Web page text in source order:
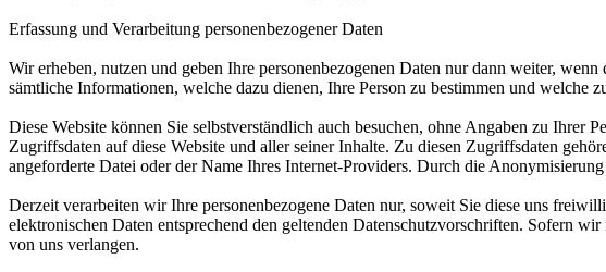
Erfassung und Verarbeitung personenbezogener Daten
Wir erheben, nutzen und geben Ihre personenbezogenen Daten nur dann weiter,
sämtliche Informationen, welche dazu dienen, Ihre Person zu bestimmen und
Diese Website können Sie selbstverständlich auch besuchen, ohne Angaben zu Ihrer
Zugriffsdaten auf diese Website und aller seiner Inhalte. Zu diesen Zugriffsdaten
angeforderte Datei oder der Name Ihres Internet-Providers. Durch die
Derzeit verarbeiten wir Ihre personenbezogene Daten nur, soweit Sie diese uns
elektronischen Daten entsprechend den geltenden Datenschutzvorschriften. Sofern
von uns verlangen.